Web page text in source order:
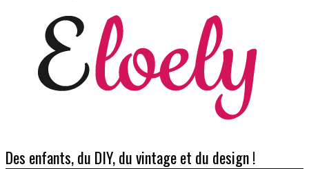
Des enfants, du DIY, du vintage et du design !